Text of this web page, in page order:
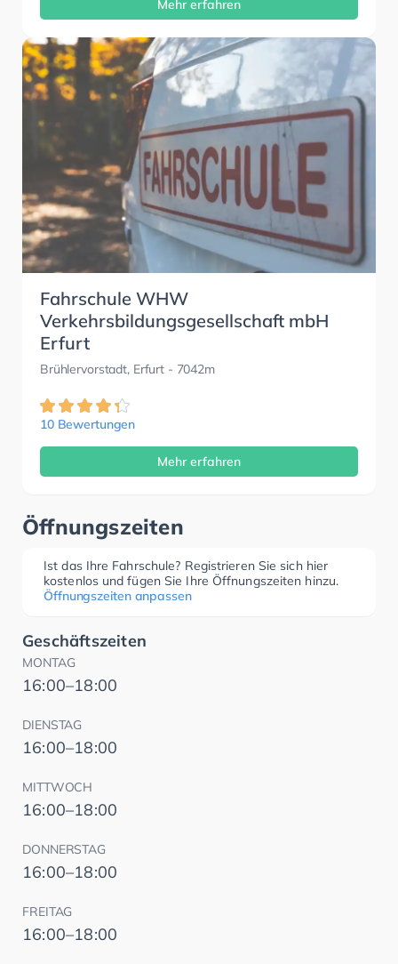
Mehr erfahren
Fahrschule WHW
Verkehrsbildungsgesellschaft mbH
Erfurt
Brühlervorstadt, Erfurt - 7042m
10 Bewertungen
Mehr erfahren
Öffnungszeiten
Ist das Ihre Fahrschule? Registrieren Sie sich hier
kostenlos und fügen Sie Ihre Öffnungszeiten hinzu.
Öffnungszeiten anpassen
Geschäftszeiten
MONTAG
16:00–18:00
DIENSTAG
16:00–18:00
MITTWOCH
16:00–18:00
DONNERSTAG
16:00–18:00
FREITAG
16:00–18:00